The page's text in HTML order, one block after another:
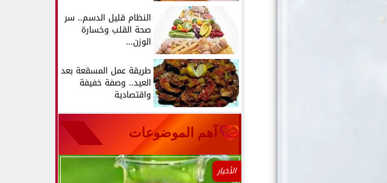
النظام قليل الدسم.. سر
صحة القلب وخسارة
الوزن...
طريقة عمل المسقعة بعد
العيد.. وصفة خفيفة
واقتصادية
آهم الموضوعات
الأخبار